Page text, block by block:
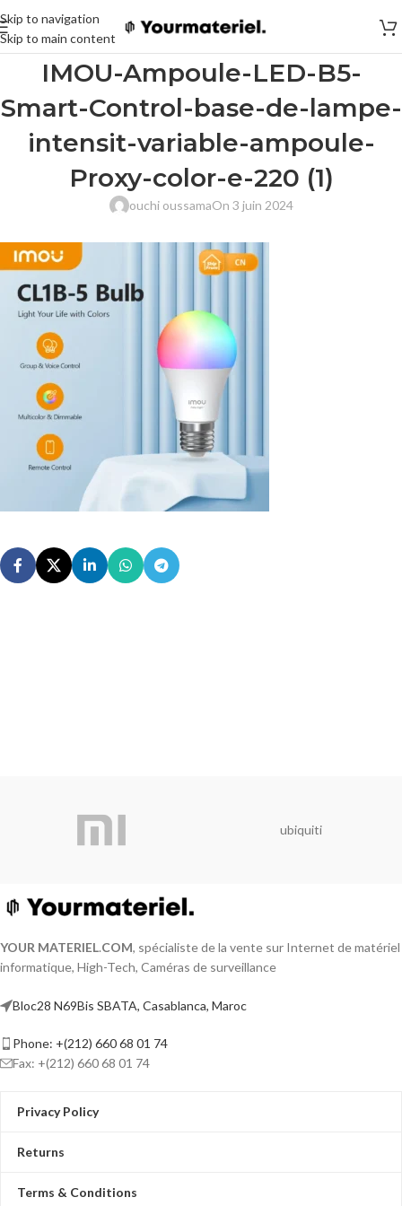
Skip to navigation
Skip to main content
IMOU-Ampoule-LED-B5-
Smart-Control-base-de-lampe-
intensit-variable-ampoule-
Proxy-color-e-220 (1)
ouchi oussamaOn 3 juin 2024
ubiquiti
YOUR MATERIEL.COM, spécialiste de la vente sur Internet de matériel
informatique, High-Tech, Caméras de surveillance
Bloc28 N69Bis SBATA, Casablanca, Maroc
Phone: +(212) 660 68 01 74
Fax: +(212) 660 68 01 74
Privacy Policy
Returns
Terms & Conditions